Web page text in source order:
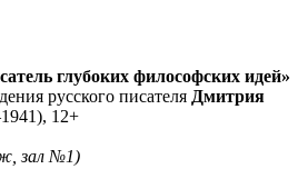
глубоких философских идей»
русского писателя Дмитрия
12+
зал №1)